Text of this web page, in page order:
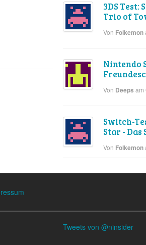
3DS Test:
Trio of
Von Folkemon
Nintendo
Von Deeps am
Switch-
Star - Das
Von Folkemon
Tweets von @ninsider